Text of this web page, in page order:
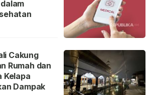
Cakung
Rumah dan
Kelapa
Dampak